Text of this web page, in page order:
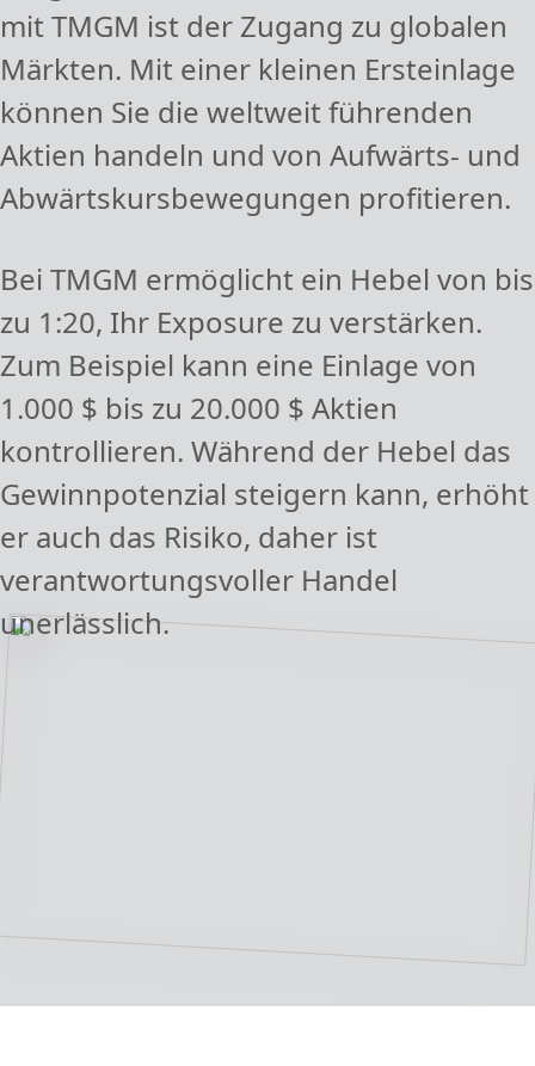
mit TMGM ist der Zugang zu globalen
Märkten. Mit einer kleinen Ersteinlage
können Sie die weltweit führenden
Aktien handeln und von Aufwärts- und
Abwärtskursbewegungen profitieren.
Bei TMGM ermöglicht ein Hebel von bis
zu 1:20, Ihr Exposure zu verstärken.
Zum Beispiel kann eine Einlage von
1.000 $ bis zu 20.000 $ Aktien
kontrollieren. Während der Hebel das
Gewinnpotenzial steigern kann, erhöht
er auch das Risiko, daher ist
verantwortungsvoller Handel
unerlässlich.